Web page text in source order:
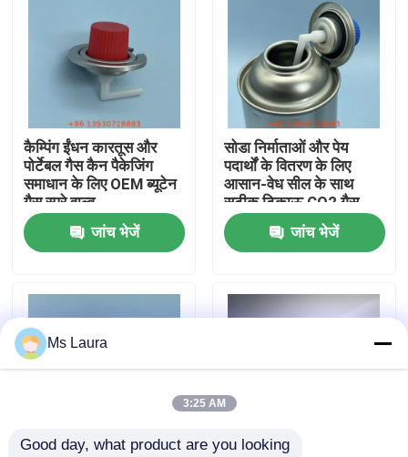
कारखाना भ्रमण
गुणवत्ता नियंत्रण
समाचार
ब्यूटेन गैस वाल्व
कैम्पिंग ईंधन कारतूस और
पोर्टेबल गैस कैन पैकेजिंग
समाधान के लिए OEM ब्यूटेन
गैस स्प्रे वाल्व
जांच भेजें
सोडा निर्माताओं और पेय
पदार्थों के वितरण के लिए
आसान-वेध सील के साथ
सटीक टिकाऊ CO2 गैस
कैनिस्टर वाल्व
जांच भेजें
Ms Laura
3:25 AM
Good day, what product are you looking